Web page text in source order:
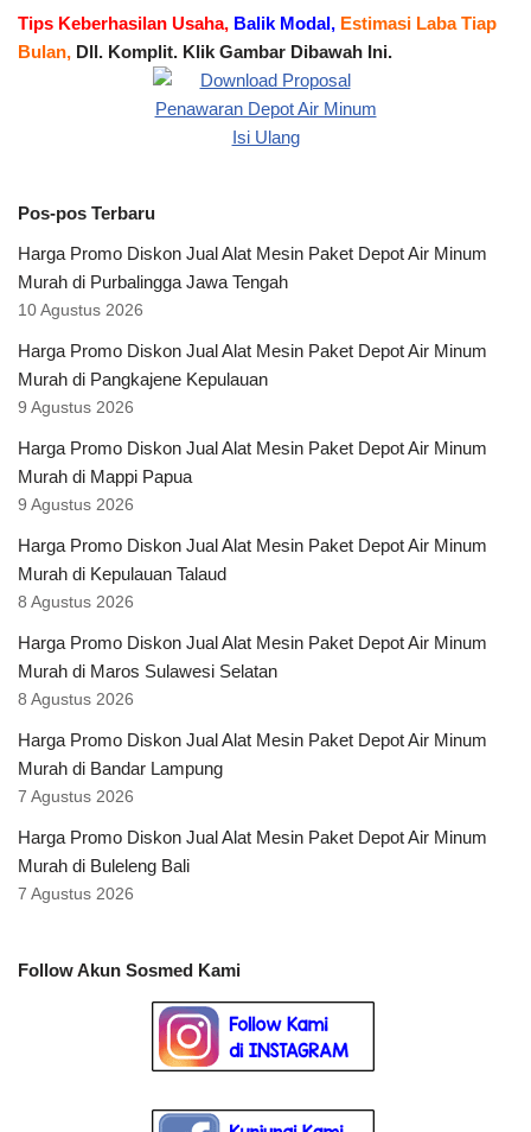
Tips Keberhasilan Usaha, Balik Modal, Estimasi Laba Tiap
Bulan, Dll. Komplit. Klik Gambar Dibawah Ini.
Pos-pos Terbaru
Harga Promo Diskon Jual Alat Mesin Paket Depot Air Minum
Murah di Purbalingga Jawa Tengah
10 Agustus 2026
Harga Promo Diskon Jual Alat Mesin Paket Depot Air Minum
Murah di Pangkajene Kepulauan
9 Agustus 2026
Harga Promo Diskon Jual Alat Mesin Paket Depot Air Minum
Murah di Mappi Papua
9 Agustus 2026
Harga Promo Diskon Jual Alat Mesin Paket Depot Air Minum
Murah di Kepulauan Talaud
8 Agustus 2026
Harga Promo Diskon Jual Alat Mesin Paket Depot Air Minum
Murah di Maros Sulawesi Selatan
8 Agustus 2026
Harga Promo Diskon Jual Alat Mesin Paket Depot Air Minum
Murah di Bandar Lampung
7 Agustus 2026
Harga Promo Diskon Jual Alat Mesin Paket Depot Air Minum
Murah di Buleleng Bali
7 Agustus 2026
Follow Akun Sosmed Kami